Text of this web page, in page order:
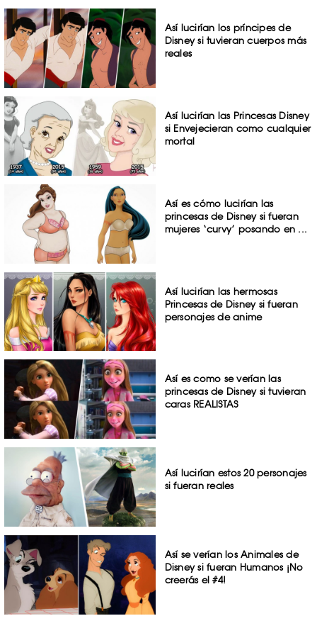
Así lucirían los príncipes de
Disney si tuvieran cuerpos más
reales
Así lucirían las Princesas Disney
si Envejecieran como cualquier
mortal
Así es cómo lucirían las
princesas de Disney si fueran
mujeres ‘curvy’ posando en ...
Así lucirían las hermosas
Princesas de Disney si fueran
personajes de anime
Así es como se verían las
princesas de Disney si tuvieran
caras REALISTAS
Así lucirían estos 20 personajes
si fueran reales
Así se verían los Animales de
Disney si fueran Humanos ¡No
creerás el #4!